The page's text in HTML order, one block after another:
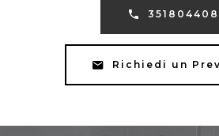
Richiedi un